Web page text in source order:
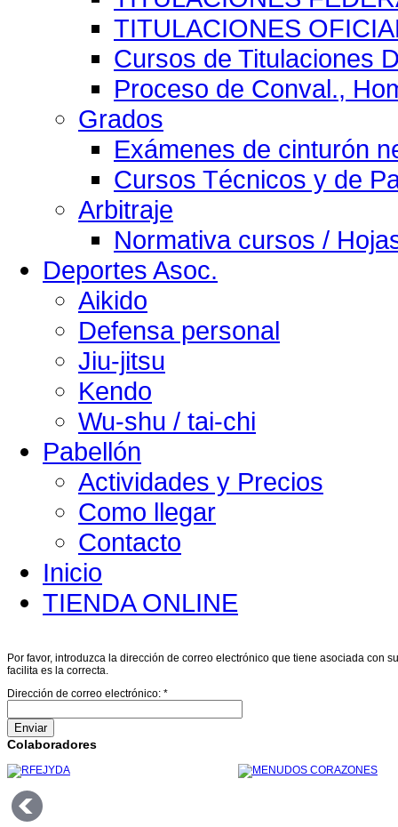
TITULACIONES
Cursos de Titulaciones
Proceso de Conval.,
Grados
Exámenes de cinturón
Cursos Técnicos y de
Arbitraje
Normativa cursos /
Deportes Asoc.
Aikido
Defensa personal
Jiu-jitsu
Kendo
Wu-shu / tai-chi
Pabellón
Actividades y Precios
Como llegar
Contacto
Inicio
TIENDA ONLINE
Por favor, introduzca la dirección de correo electrónico que tiene asociada con
facilita es la correcta.
Dirección de correo electrónico: *
Enviar
Colaboradores